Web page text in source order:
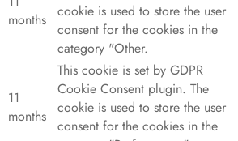
months
cookie is used to store the user
consent for the cookies in the
category "Other.
11
months
This cookie is set by GDPR
Cookie Consent plugin. The
cookie is used to store the user
consent for the cookies in the